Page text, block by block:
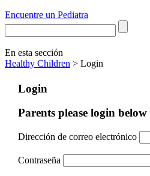
Encuentre un Pediatra
En esta sección
Healthy Children > Login
Login
Parents please login below
Dirección de correo electrónico
Contraseña